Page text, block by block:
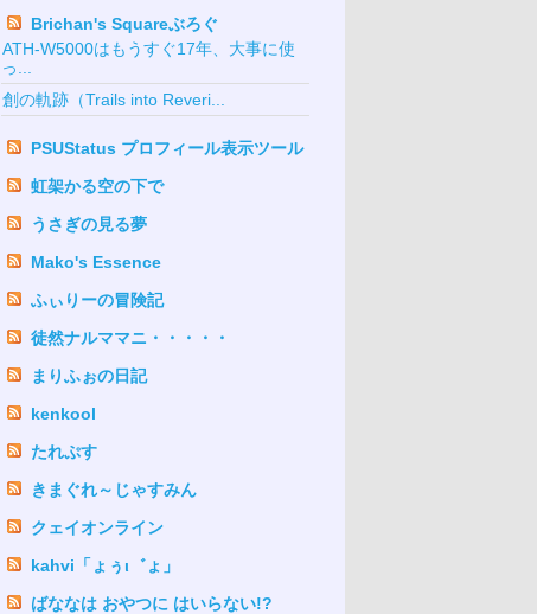
Brichan's Squareぶろぐ
ATH-W5000はもうすぐ17年、大事に使
っ...
創の軌跡（Trails into Reveri...
PSUStatus プロフィール表示ツール
虹架かる空の下で
うさぎの見る夢
Mako's Essence
ふぃりーの冒険記
徒然ナルママニ・・・・・
まりふぉの日記
kenkool
たれぷす
きまぐれ～じゃすみん
クェイオンライン
kahvi「ょぅι゛ょ」
ばななは おやつに はいらない!?